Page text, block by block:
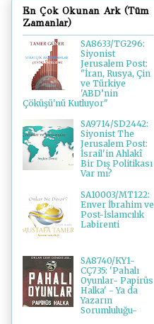
En Çok Okunan Ark (Tüm
Zamanlar)
SA8633/TG296:
Siyonist
Jerusalem Post:
"İran, Rusya, Çin
ve Türkiye
'ABD’nin
Çöküşü'nü Kutluyor"
SA9714/SD2442:
Siyonist The
Jerusalem Post:
İsrail'in Ahlakî
Bir Dış Politikası
Var mı?
SA10003/MT122:
Enver İbrahim ve
Post-İslamcılık
Labirenti
SA8740/KY1-
CÇ735: 'Pahalı
Oyunlar- Papirüs
Halka' - Ya da
Yazarın
Sorumluluğu-